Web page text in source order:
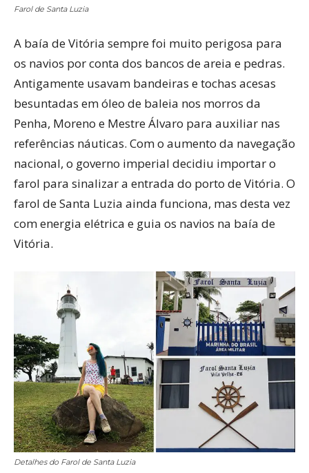
Farol de Santa Luzia
A baía de Vitória sempre foi muito perigosa para
os navios por conta dos bancos de areia e pedras.
Antigamente usavam bandeiras e tochas acesas
besuntadas em óleo de baleia nos morros da
Penha, Moreno e Mestre Álvaro para auxiliar nas
referências náuticas. Com o aumento da navegação
nacional, o governo imperial decidiu importar o
farol para sinalizar a entrada do porto de Vitória. O
farol de Santa Luzia ainda funciona, mas desta vez
com energia elétrica e guia os navios na baía de
Vitória.
Detalhes do Farol de Santa Luzia